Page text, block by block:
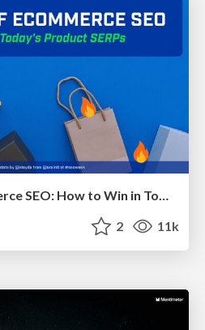
The State of eCommerce SEO: How to Win in Today's Products SERPs - #SEOweek
2 11k